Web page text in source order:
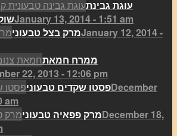
עוגת גבינת
January 13, 2014 - 1:51 am
מרק בצל טבעוניJanuary 12, 2014 -
ממרח חמאת
22, 2013 - 12:06 pm
פסטו שקדים טבעוניDecember
am
מרק פפאיה טבעוניDecember 18,